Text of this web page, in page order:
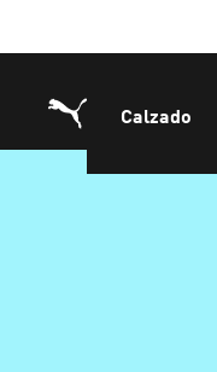
Calzado